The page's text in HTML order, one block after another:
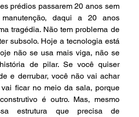
prédios passarem 20 anos sem
daqui a 20 anos
tragédia. Não tem problema de
subsolo. Hoje a tecnologia está
não se usa mais viga, não se
de pilar. Se você quiser
e derrubar, você não vai achar
ficar no meio da sala, porque
é outro. Mas, mesmo
estrutura que precisa de